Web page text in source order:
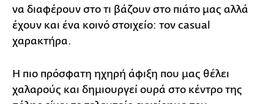
να διαφέρουν στο τι βάζουν στο πιάτο μας αλλά
έχουν και ένα κοινό στοιχείο: τον casual
χαρακτήρα.
Η πιο πρόσφατη ηχηρή άφιξη που μας θέλει
χαλαρούς και δημιουργεί ουρά στο κέντρο της